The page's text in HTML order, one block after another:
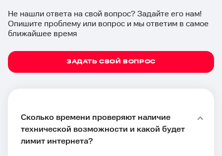
Не нашли ответа на свой вопрос? Задайте его нам!
Опишите проблему или вопрос и мы ответим в самое
ближайшее время
ЗАДАТЬ СВОЙ ВОПРОС
Сколько времени проверяют наличие
технической возможности и какой будет
лимит интернета?